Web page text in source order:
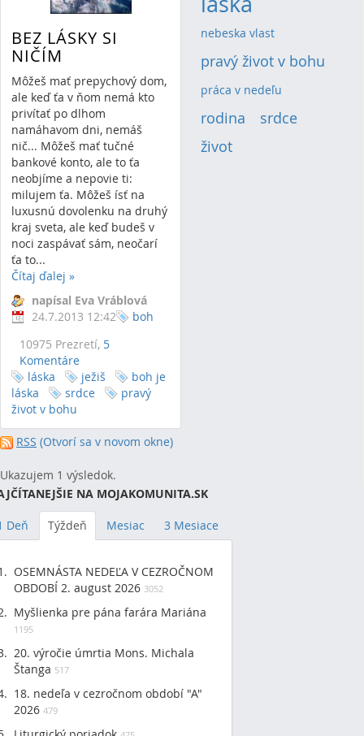
BEZ LÁSKY SI
NIČÍM
Môžeš mať prepychový dom,
ale keď ťa v ňom nemá kto
privítať po dlhom
namáhavom dni, nemáš
nič... Môžeš mať tučné
bankové konto, ale to ťa
neobjíme a nepovie ti:
milujem ťa. Môžeš ísť na
luxusnú dovolenku na druhý
kraj sveta, ale keď budeš v
noci zaspávať sám, neočarí
ťa to...
Čítaj ďalej »
napísal Eva Vráblová
24.7.2013 12:42
10975 Prezretí, 5
Komentáre
boh
láska ježiš
boh je
láska
srdce
pravý
život v bohu
RSS (Otvorí sa v novom okne)
Ukazujem 1 výsledok.
nebeska vlast
pravý život v bohu
práca v nedeľu
rodina (2)srdce
život
NA MOJAKOMUNITA.SK
Deň Týždeň Mesiac 3 Mesiace
OSEMNÁSTA NEDEĽA V CEZROČNOM
OBDOBÍ 2. august 2026 3052
Myšlienka pre pána farára Mariána
1195
20. výročie úmrtia Mons. Michala
Štanga 517
18. nedeľa v cezročnom období "A"
2026 479